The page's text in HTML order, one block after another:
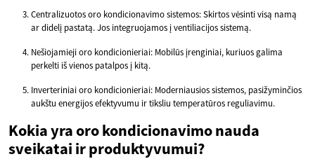
Centralizuotos oro kondicionavimo sistemos: Skirtos vėsinti visą namą
ar didelį pastatą. Jos integruojamos į ventiliacijos sistemą.
Nešiojamieji oro kondicionieriai: Mobilūs įrenginiai, kuriuos galima
perkelti iš vienos patalpos į kitą.
Inverteriniai oro kondicionieriai: Moderniausios sistemos, pasižyminčios
aukštu energijos efektyvumu ir tiksliu temperatūros reguliavimu.
Kokia yra oro kondicionavimo nauda
sveikatai ir produktyvumui?